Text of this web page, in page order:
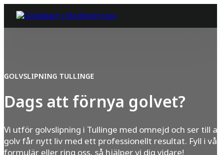
GOLVSLIPNING TULLINGE
Dags att förnya golvet?
Vi utför golvslipning i Tullinge med omnejd och ser till
golv får nytt liv med ett professionellt resultat. Fyll i